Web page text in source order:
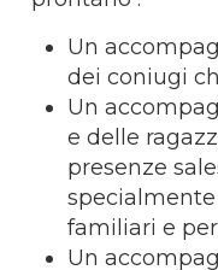
Un
dei coniugi
Un
e delle
presenze
familiari e
Un